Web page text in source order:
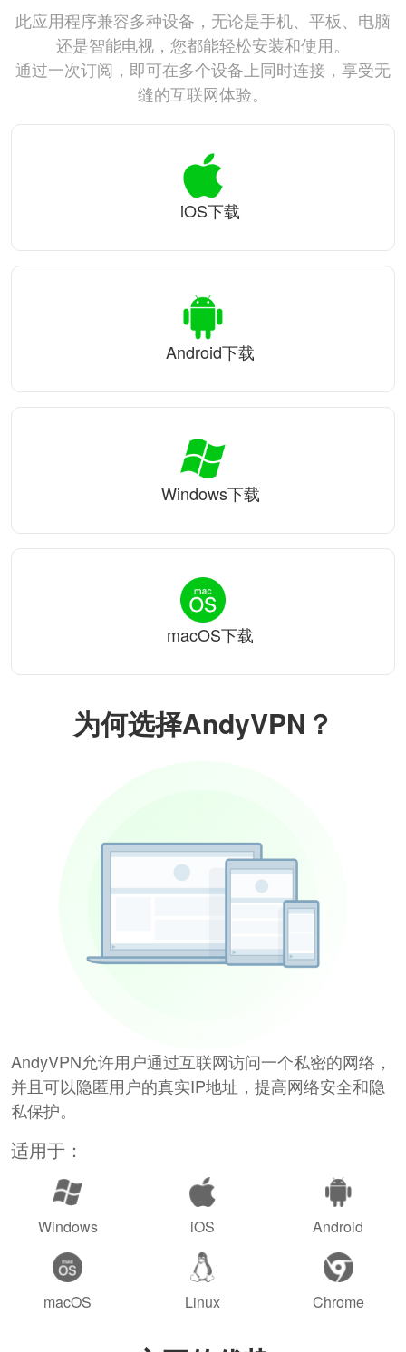
为何选择AndyVPN？
AndyVPN允许用户通过互联网访问一个私密的网络，
并且可以隐匿用户的真实IP地址，提高网络安全和隐
私保护。
适用于：
Windows iOS Android
macOS Linux Chrome
此应用程序兼容多种设备，无论是手机、平板、电脑
还是智能电视，您都能轻松安装和使用。
通过一次订阅，即可在多个设备上同时连接，享受无
缝的互联网体验。
iOS下载
Android下载
Windows下载
macOS下载